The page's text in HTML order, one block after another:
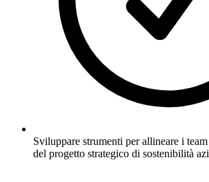
Sviluppare strumenti per allineare i
del progetto strategico di sostenibilità